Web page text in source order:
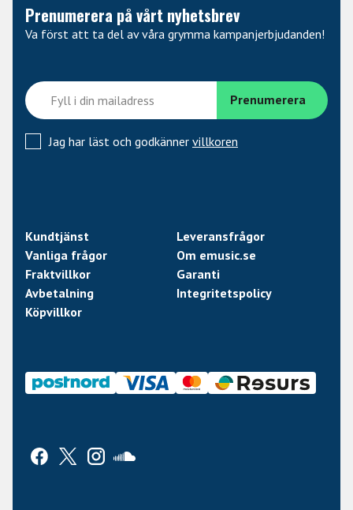
Prenumerera på vårt nyhetsbrev
Va först att ta del av våra grymma kampanjerbjudanden!
Jag har läst och godkänner villkoren
Kundtjänst
Leveransfrågor
Vanliga frågor
Om emusic.se
Fraktvillkor
Garanti
Avbetalning
Integritetspolicy
Köpvillkor